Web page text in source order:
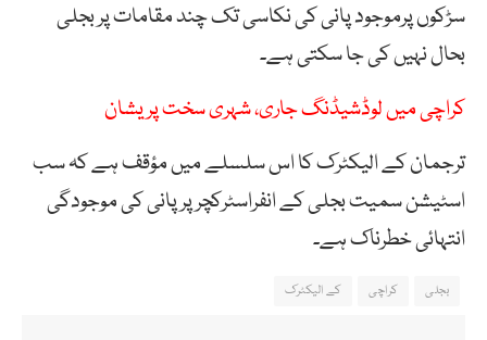
سڑکوں پرموجود پانی کی نکاسی تک چند مقامات پر بجلی
بحال نہیں کی جا سکتی ہے۔
کراچی میں لوڈشیڈنگ جاری، شہری سخت پریشان
ترجمان کے الیکٹرک کا اس سلسلے میں مؤقف ہے کہ سب
اسٹیشن سمیت بجلی کے انفراسٹرکچرپرپانی کی موجودگی
انتہائی خطرناک ہے۔
بجلی کراچی کے الیکٹرک